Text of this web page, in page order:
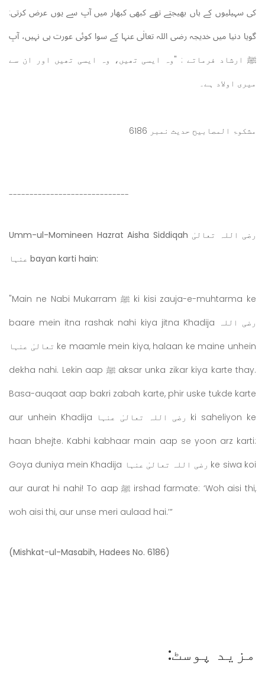
کی سہیلیوں کے ہاں بھیجتے تھے کبھی کبھار میں آپ سے یوں عرض کرتی:
گویا دنیا میں خدیجہ رضی اللہ تعالٰی عنہا کے سوا کوئی عورت ہی نہیں، آپ
ﷺ ارشاد فرماتے : "وہ ایسی تھیں، وہ ایسی تھیں اور ان سے
میری اولاد ہے۔
مشکوۃ المصابیح حدیث نمبر 6186
-----------------------------
Umm-ul-Momineen Hazrat Aisha Siddiqah رضی اللہ تعالیٰ
عنہا bayan karti hain:
"Main ne Nabi Mukarram ﷺ ki kisi zauja-e-muhtarma ke
baare mein itna rashak nahi kiya jitna Khadija رضی اللہ
تعالیٰ عنہا ke maamle mein kiya, halaan ke maine unhein
dekha nahi. Lekin aap ﷺ aksar unka zikar kiya karte thay.
Basa-auqaat aap bakri zabah karte, phir uske tukde karte
aur unhein Khadija رضی اللہ تعالیٰ عنہا ki saheliyon ke
haan bhejte. Kabhi kabhaar main aap se yoon arz karti:
Goya duniya mein Khadija رضی اللہ تعالیٰ عنہا ke siwa koi
aur aurat hi nahi! To aap ﷺ irshad farmate: ‘Woh aisi thi,
woh aisi thi, aur unse meri aulaad hai.’”
(Mishkat-ul-Masabih, Hadees No. 6186)
مزید پوسٹ: